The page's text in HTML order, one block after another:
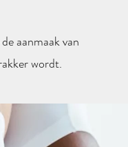
aanmaak van
wordt.